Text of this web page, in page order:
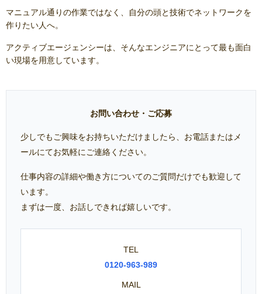
マニュアル通りの作業ではなく、自分の頭と技術でネットワークを
作りたい人へ。
アクティブエージェンシーは、そんなエンジニアにとって最も面白
い現場を用意しています。
お問い合わせ・ご応募
少しでもご興味をお持ちいただけましたら、お電話またはメ
ールにてお気軽にご連絡ください。
仕事内容の詳細や働き方についてのご質問だけでも歓迎して
います。
まずは一度、お話しできれば嬉しいです。
TEL
0120-963-989
MAIL